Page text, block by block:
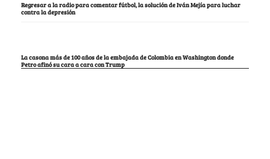
Regresar a la radio para comentar fútbol, la solución de Iván Mejía para luchar
contra la depresión
La casona más de 100 años de la embajada de Colombia en Washington donde
Petro afinó su cara a cara con Trump